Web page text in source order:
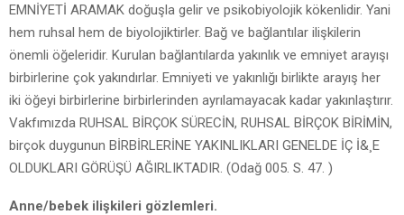
EMNİYETİ ARAMAK doğuşla gelir ve psikobiyolojik kökenlidir. Yani
hem ruhsal hem de biyolojiktirler. Bağ ve bağlantılar ilişkilerin
önemli öğeleridir. Kurulan bağlantılarda yakınlık ve emniyet arayışı
birbirlerine çok yakındırlar. Emniyeti ve yakınlığı birlikte arayış her
iki öğeyi birbirlerine birbirlerinden ayrılamayacak kadar yakınlaştırır.
Vakfımızda RUHSAL BİRÇOK SÜRECİN, RUHSAL BİRÇOK BİRİMİN,
birçok duygunun BİRBİRLERİNE YAKINLIKLARI GENELDE İÇ İ&¸E
OLDUKLARI GÖRÜŞÜ AĞIRLIKTADIR. (Odağ 005. S. 47. )
Anne/bebek ilişkileri gözlemleri.